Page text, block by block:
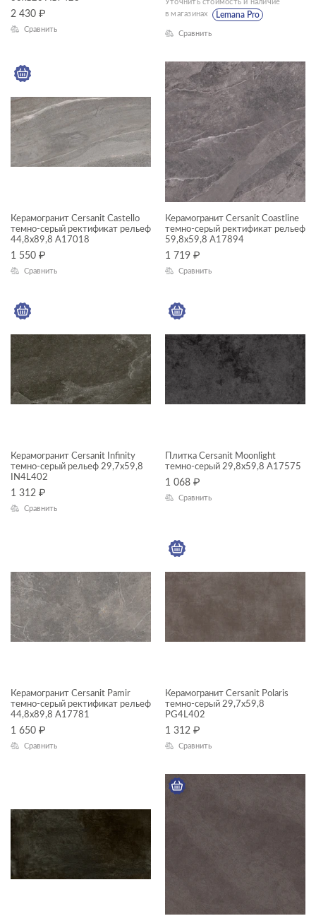
ФОРМАТ ПЛИТКИ, СМ
30x60
45x90
60x120
42x42
7x60
ГАБАРИТЫ
Ширина, см
Длина, см
ДИЗАЙН
КОЛЛЕКЦИЯ
Cambio
Cascada
Castello
Moonlight
Street
Vilio
Amberwood
НАЗНАЧЕНИЕ
КОММЕРЧЕСКИЕ ПОМЕЩЕНИЯ
Балконы
2 430 ₽
Сравнить
Уточнить стоимость и наличие
в магазинах
Lemana Pro
Сравнить
Керамогранит Cersanit Castello
темно-серый ректификат рельеф
44,8x89,8 A17018
1 550 ₽
Сравнить
Керамогранит Cersanit Coastline
темно-серый ректификат рельеф
59,8x59,8 A17894
1 719 ₽
Сравнить
Керамогранит Cersanit Infinity
темно-серый рельеф 29,7x59,8
IN4L402
1 312 ₽
Сравнить
Плитка Cersanit Moonlight
темно-серый 29,8x59,8 A17575
1 068 ₽
Сравнить
Керамогранит Cersanit Pamir
темно-серый ректификат рельеф
44,8x89,8 A17781
1 650 ₽
Сравнить
Керамогранит Cersanit Polaris
темно-серый 29,7x59,8
PG4L402
1 312 ₽
Сравнить